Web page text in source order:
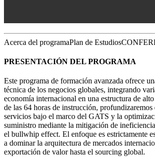
Acerca del programaPlan de Estudios
PRESENTACIÓN DEL PROGRAMA
Este programa de formación avanzada ofrece
técnica de los negocios globales, integrando
economía internacional en una estructura de
de las 64 horas de instrucción, profundizaremos
servicios bajo el marco del GATS y la
suministro mediante la mitigación de
el bullwhip effect. El enfoque es estrictamente
a dominar la arquitectura de mercados
exportación de valor hasta el sourcing global.